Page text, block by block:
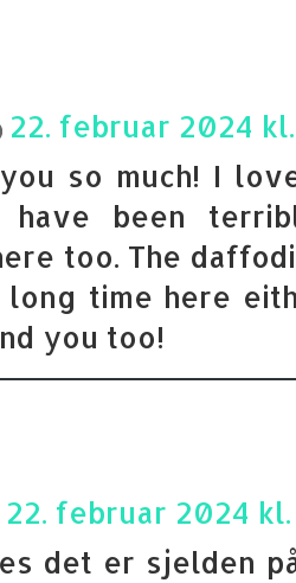
22. februar 2024 kl.
so much! I
have been
too. The
time here
you too!
22. februar 2024 kl.
det er sjelden